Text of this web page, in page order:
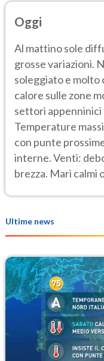
Oggi
Al mattino sole
grosse variazioni.
soleggiato e molto
calore sulle zone
settori appenninici
Temperature
con punte
interne. Venti:
brezza. Mari calmi
Ultime news